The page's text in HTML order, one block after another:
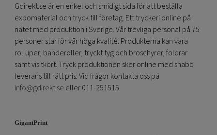
Gdirekt.se är en enkel och smidigt sida för att beställa
expomaterial och tryck till företag. Ett tryckeri online på
nätet med produktion i Sverige. Vår trevliga personal på 75
personer står för vår höga kvalité. Produkterna kan vara
rolluper, banderoller, tryckt tyg och broschyrer, foldrar
samt visitkort. Tryck produktionen sker online med snabb
leverans till rätt pris. Vid frågor kontakta oss på
info@gdirekt.se eller 011-251515
GigantPrint